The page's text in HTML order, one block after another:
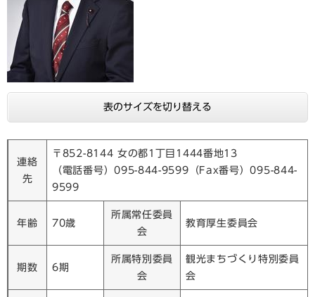
表のサイズを切り替える
連絡
先
〒852-8144 女の都1丁目1444番地13
（電話番号）095-844-9599（Fax番号）095-844-
9599
年齢 70歳
所属常任委員
会
教育厚生委員会
期数 6期
所属特別委員
会
観光まちづくり特別委員
会